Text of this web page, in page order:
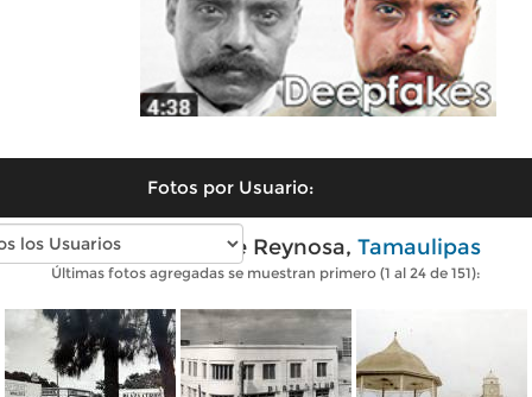
Fotos por Usuario:
Fotos antiguas de Reynosa, Tamaulipas
Últimas fotos agregadas se muestran primero (1 al 24 de 151):